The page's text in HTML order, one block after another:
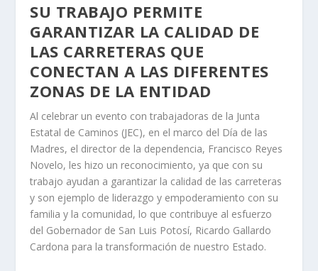
SU TRABAJO PERMITE
GARANTIZAR LA CALIDAD DE
LAS CARRETERAS QUE
CONECTAN A LAS DIFERENTES
ZONAS DE LA ENTIDAD
Al celebrar un evento con trabajadoras de la Junta
Estatal de Caminos (JEC), en el marco del Día de las
Madres, el director de la dependencia, Francisco Reyes
Novelo, les hizo un reconocimiento, ya que con su
trabajo ayudan a garantizar la calidad de las carreteras
y son ejemplo de liderazgo y empoderamiento con su
familia y la comunidad, lo que contribuye al esfuerzo
del Gobernador de San Luis Potosí, Ricardo Gallardo
Cardona para la transformación de nuestro Estado.